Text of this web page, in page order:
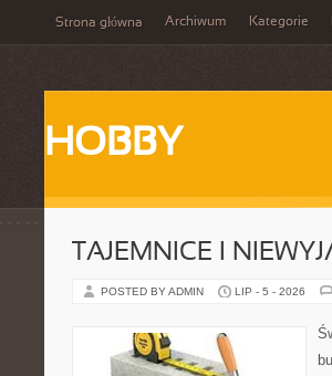
Strona główna Archiwum Kategorie
HOBBY
TAJEMNICE I
POSTED BY ADMIN LIP - 5 - 2026